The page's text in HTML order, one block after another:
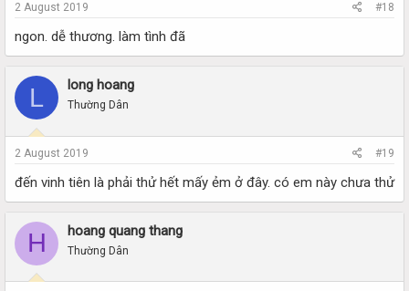
2 August 2019 #18
ngon. dễ thương. làm tình đã
L long hoang
Thường Dân
2 August 2019 #19
đến vinh tiên là phải thử hết mấy ẻm ở đây. có em này chưa thử
H hoang quang thang
Thường Dân